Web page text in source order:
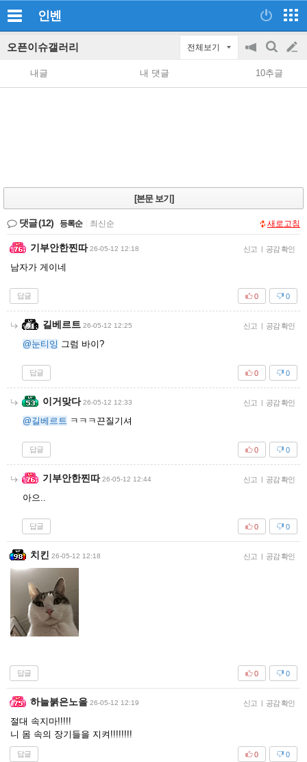
인벤
오픈이슈갤러리 전체보기
공
지
on/off
검
색
글
쓰
내글 내 댓글 10추글
[본문 보기]
댓글(12) 등록순 최신순 새로고침
기부안한찐따 26-05-12 12:18 신고 | 공감 확인
남자가 게이네
답글 0
0
길베르트 26-05-12 12:25 신고 | 공감 확인
@눈티잉 그럼 바이?
답글 0
0
이거맞다 26-05-12 12:33 신고 | 공감 확인
@길베르트 ㅋㅋㅋ끈질기셔
답글 0
0
기부안한찐따 26-05-12 12:44 신고 | 공감 확인
아으..
답글 0
0
치킨 26-05-12 12:18 신고 | 공감 확인
답글 0
0
하늘붉은노을 26-05-12 12:19 신고 | 공감 확인
절대 속지마!!!!!
니 몸 속의 장기들을 지켜!!!!!!!!
답글 0
0